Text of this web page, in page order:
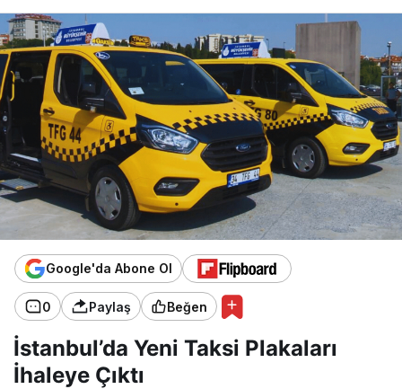
Google'da Abone Ol
0 Paylaş Beğen
İstanbul’da Yeni Taksi Plakaları
İhaleye Çıktı